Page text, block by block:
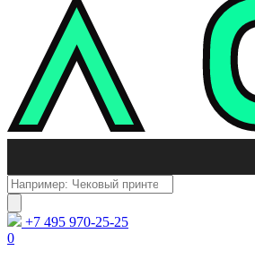
Поиск
товаров
+7 495 970-25-25
0